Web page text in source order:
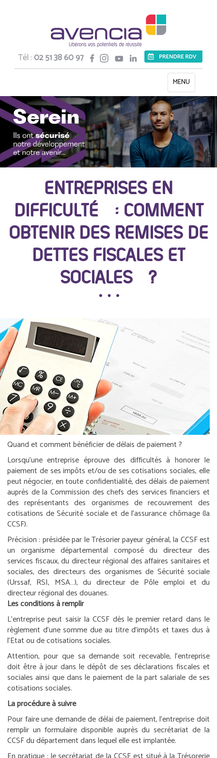
Tél :02 51 38 60 97
Toggle
navigation
MENU
ENTREPRISES EN
DIFFICULTÉ : COMMENT
OBTENIR DES REMISES DE
DETTES FISCALES ET
SOCIALES ?
Quand et comment bénéficier de délais de paiement ?
Lorsqu’une entreprise éprouve des difficultés à honorer le
paiement de ses impôts et/ou de ses cotisations sociales, elle
peut négocier, en toute confidentialité, des délais de paiement
auprès de la Commission des chefs des services financiers et
des représentants des organismes de recouvrement des
cotisations de Sécurité sociale et de l’assurance chômage (la
CCSF).
Précision : présidée par le Trésorier payeur général, la CCSF est
un organisme départemental composé du directeur des
services fiscaux, du directeur régional des affaires sanitaires et
sociales, des directeurs des organismes de Sécurité sociale
(Urssaf, RSI, MSA…), du directeur de Pôle emploi et du
directeur régional des douanes.
Les conditions à remplir
L’entreprise peut saisir la CCSF dès le premier retard dans le
règlement d’une somme due au titre d’impôts et taxes dus à
l’Etat ou de cotisations sociales.
Attention, pour que sa demande soit recevable, l’entreprise
doit être à jour dans le dépôt de ses déclarations fiscales et
sociales ainsi que dans le paiement de la part salariale de ses
cotisations sociales.
La procédure à suivre
Pour faire une demande de délai de paiement, l’entreprise doit
remplir un formulaire disponible auprès du secrétariat de la
CCSF du département dans lequel elle est implantée.